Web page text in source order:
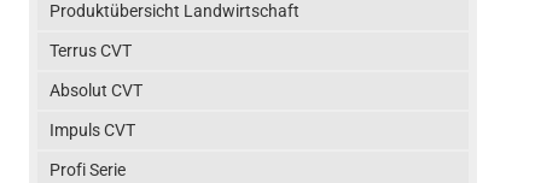
Produktübersicht Landwirtschaft
Terrus CVT
Absolut CVT
Impuls CVT
Profi Serie